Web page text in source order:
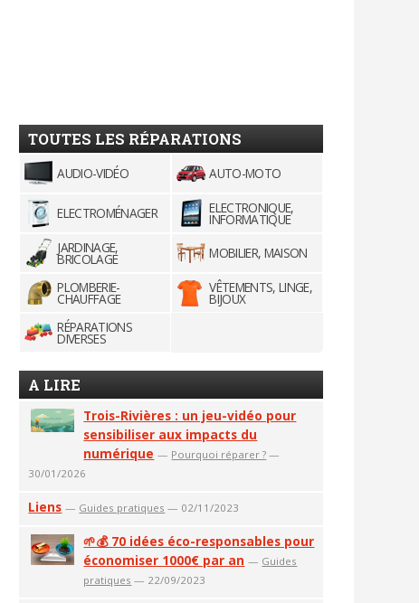
TOUTES LES RÉPARATIONS
AUDIO-VIDÉO AUTO-MOTO
ELECTROMÉNAGER ELECTRONIQUE,
INFORMATIQUE
JARDINAGE,
BRICOLAGE
MOBILIER, MAISON
PLOMBERIE-
CHAUFFAGE
VÊTEMENTS, LINGE,
BIJOUX
RÉPARATIONS
DIVERSES
A LIRE
Trois-Rivières : un jeu-vidéo pour
sensibiliser aux impacts du
numérique — Pourquoi réparer ? —
30/01/2026
Liens — Guides pratiques — 02/11/2023
🌱💰 70 idées éco-responsables pour
économiser 1000€ par an — Guides
pratiques — 22/09/2023